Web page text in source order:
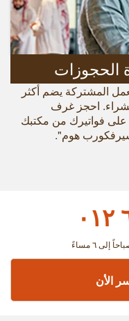
الحجوزات
المشتركة يضم أكثر
والشراء. احجز غرف
على فواتيرك من مكتبك
هوم".
الأن